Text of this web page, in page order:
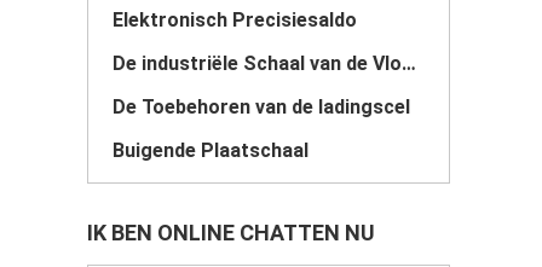
Elektronisch Precisiesaldo
De industriële Schaal van de Vloerpallet
De Toebehoren van de ladingscel
Buigende Plaatschaal
IK BEN ONLINE CHATTEN NU